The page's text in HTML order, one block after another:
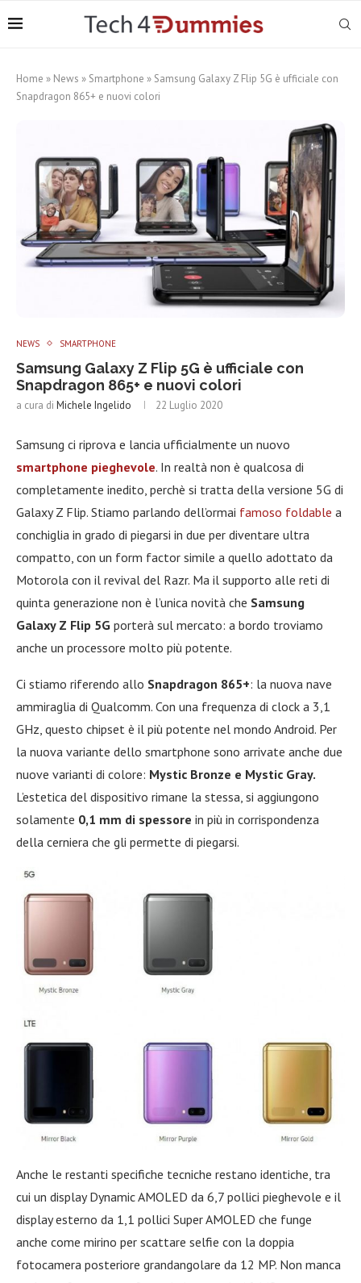
Home » News » Smartphone » Samsung Galaxy Z Flip 5G è ufficiale con
Snapdragon 865+ e nuovi colori
NEWS SMARTPHONE
Samsung Galaxy Z Flip 5G è ufficiale con
Snapdragon 865+ e nuovi colori
a cura di Michele Ingelido 22 Luglio 2020
Samsung ci riprova e lancia ufficialmente un nuovo
smartphone pieghevole. In realtà non è qualcosa di
completamente inedito, perchè si tratta della versione 5G di
Galaxy Z Flip. Stiamo parlando dell’ormai famoso foldable a
conchiglia in grado di piegarsi in due per diventare ultra
compatto, con un form factor simile a quello adottato da
Motorola con il revival del Razr. Ma il supporto alle reti di
quinta generazione non è l’unica novità che Samsung
Galaxy Z Flip 5G porterà sul mercato: a bordo troviamo
anche un processore molto più potente.
Ci stiamo riferendo allo Snapdragon 865+: la nuova nave
ammiraglia di Qualcomm. Con una frequenza di clock a 3,1
GHz, questo chipset è il più potente nel mondo Android. Per
la nuova variante dello smartphone sono arrivate anche due
nuove varianti di colore: Mystic Bronze e Mystic Gray.
L’estetica del dispositivo rimane la stessa, si aggiungono
solamente 0,1 mm di spessore in più in corrispondenza
della cerniera che gli permette di piegarsi.
Anche le restanti specifiche tecniche restano identiche, tra
cui un display Dynamic AMOLED da 6,7 pollici pieghevole e il
display esterno da 1,1 pollici Super AMOLED che funge
anche come mirino per scattare selfie con la doppia
fotocamera posteriore grandangolare da 12 MP. Non manca